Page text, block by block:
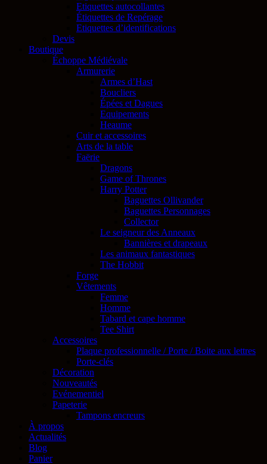
Etiquettes autocollantes
Étiquettes de Repérage
Etiquettes d’identifications
Devis
Boutique
Échoppe Médiévale
Armurerie
Armes d’Hast
Boucliers
Épées et Dagues
Equipements
Heaume
Cuir et accessoires
Arts de la table
Faërie
Dragons
Game of Thrones
Harry Potter
Baguettes Ollivander
Baguettes Personnages
Collector
Le seigneur des Anneaux
Bannières et drapeaux
Les animaux fantastiques
The Hobbit
Forge
Vêtements
Femme
Homme
Tabard et cape homme
Tee Shirt
Accessoires
Plaque professionnelle / Porte / Boite aux lettres
Porte-clés
Décoration
Nouveautés
Evénementiel
Papeterie
Tampons encreurs
À propos
Actualités
Blog
Panier